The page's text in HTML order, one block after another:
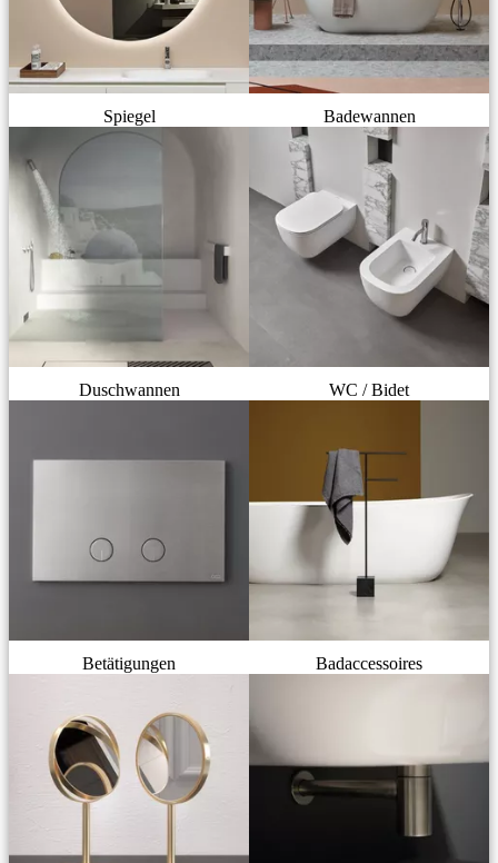
Spiegel Badewannen
Duschwannen WC / Bidet
Betätigungen Badaccessoires